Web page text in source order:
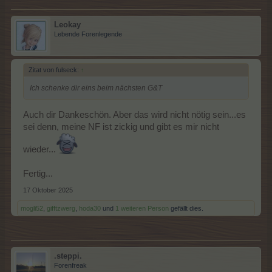
Leokay
Lebende Forenlegende
Zitat von fulseck: ↑
Ich schenke dir eins beim nächsten G&T
Auch dir Dankeschön. Aber das wird nicht nötig sein...es
sei denn, meine NF ist zickig und gibt es mir nicht
wieder...
Fertig...
17 Oktober 2025
mogli52 gifftzwerg hoda30 und 1 weiteren Person gefällt dies.
.steppi.
Forenfreak